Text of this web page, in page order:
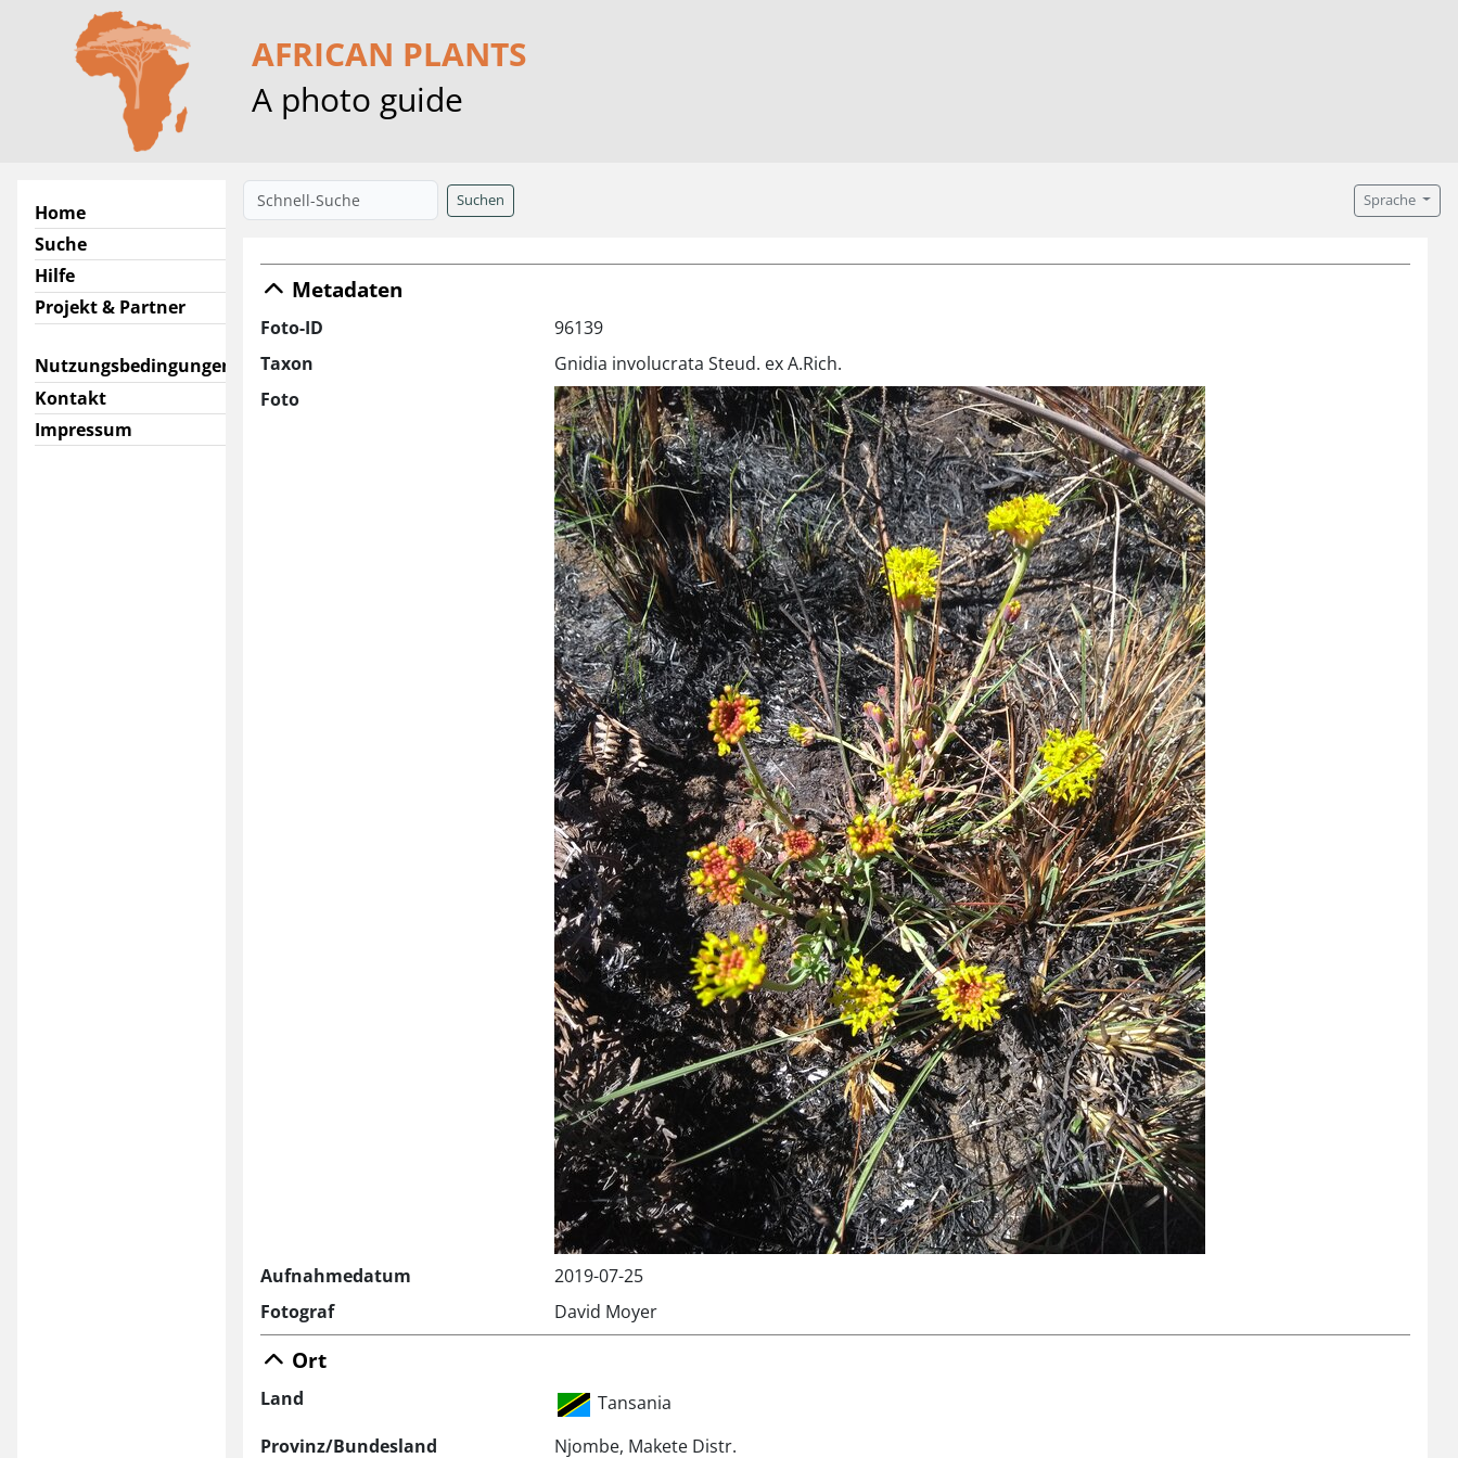
AFRICAN PLANTS
A photo guide
Home
Suche
Hilfe
Projekt & Partner
Nutzungsbedingungen
Kontakt
Impressum
Suchen Sprache
Metadaten
Foto-ID
96139
Taxon
Gnidia involucrata Steud. ex A.Rich.
Foto
Aufnahmedatum
2019-07-25
Fotograf
David Moyer
Ort
Land
Tansania
Provinz/Bundesland
Njombe, Makete Distr.